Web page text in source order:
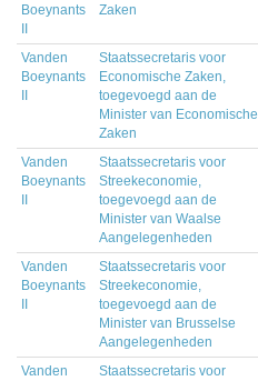
Boeynants
Zaken
Vanden
Boeynants
Staatssecretaris voor
Economische Zaken,
toegevoegd aan de
Minister van Economische
Zaken
Vanden
Boeynants
Staatssecretaris voor
Streekeconomie,
toegevoegd aan de
Minister van Waalse
Aangelegenheden
Vanden
Boeynants
Staatssecretaris voor
Streekeconomie,
toegevoegd aan de
Minister van Brusselse
Aangelegenheden
Vanden
Staatssecretaris voor